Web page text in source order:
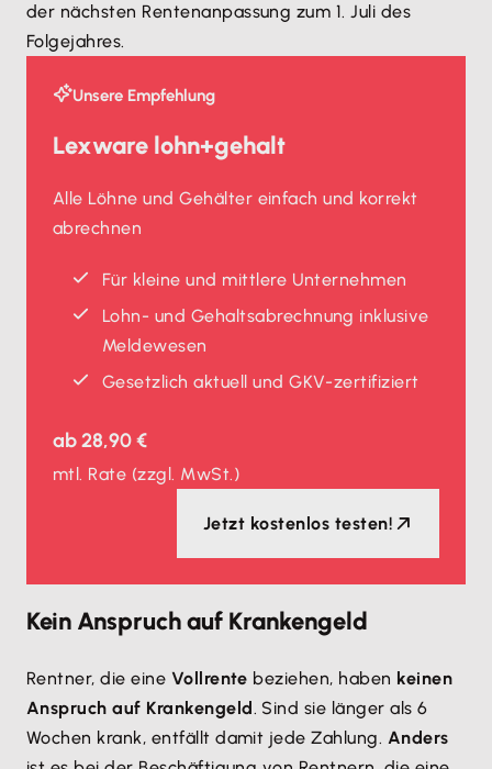
der nächsten Rentenanpassung zum 1. Juli des
Folgejahres.
Unsere Empfehlung
Lexware lohn+gehalt
Alle Löhne und Gehälter einfach und korrekt
abrechnen
Für kleine und mittlere Unternehmen
Lohn- und Gehaltsabrechnung inklusive
Meldewesen
Gesetzlich aktuell und GKV-zertifiziert
ab28,90 €
mtl. Rate (zzgl. MwSt.)
Jetzt kostenlos testen!
Kein Anspruch auf Krankengeld
Rentner, die eine Vollrente beziehen, haben keinen
Anspruch auf Krankengeld. Sind sie länger als 6
Wochen krank, entfällt damit jede Zahlung. Anders